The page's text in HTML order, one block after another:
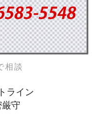
相談
ライン
守